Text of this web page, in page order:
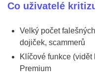
Co uživatelé
Velký počet
dojiček, scammerů
Klíčové funkce
Premium